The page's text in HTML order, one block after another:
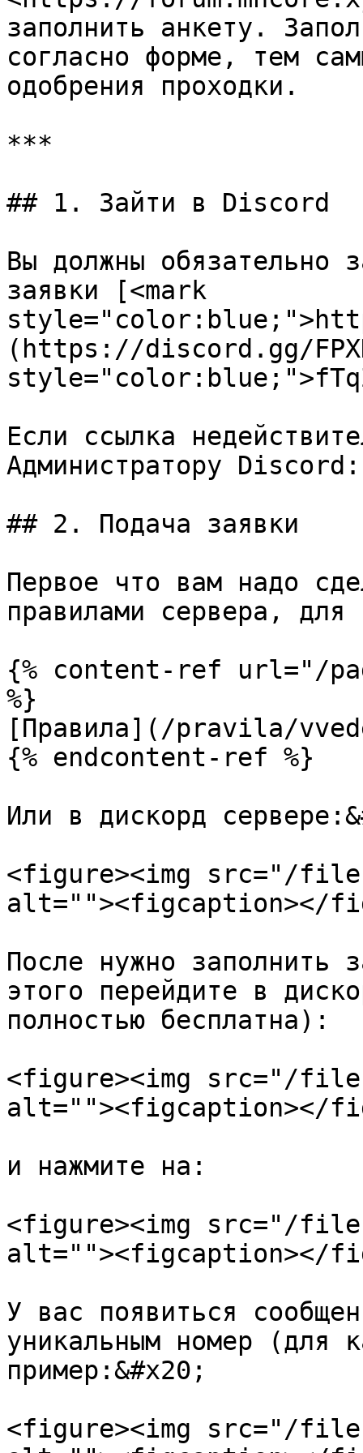
заполнить анкету.
согласно форме, тем
одобрения проходки.
***
## 1. Зайти в Discord
Вы должны обязательно
заявки [<mark
(https://discord.gg/
Если ссылка
Администратору
## 2. Подача заявки
Первое что вам надо
правилами сервера,
{% content-ref url="/
%}
[Правила](/pravila/
{% endcontent-ref %}
Или в дискорд
<figure><img src="/files/
alt=""><figcaption></
После нужно заполнить
этого перейдите в
полностью бесплатна):
<figure><img src="/files/
alt=""><figcaption></
и нажмите на:
<figure><img src="/files/
alt=""><figcaption></
У вас появиться
уникальным номер (для
пример:&#x20;
<figure><img src="/files/